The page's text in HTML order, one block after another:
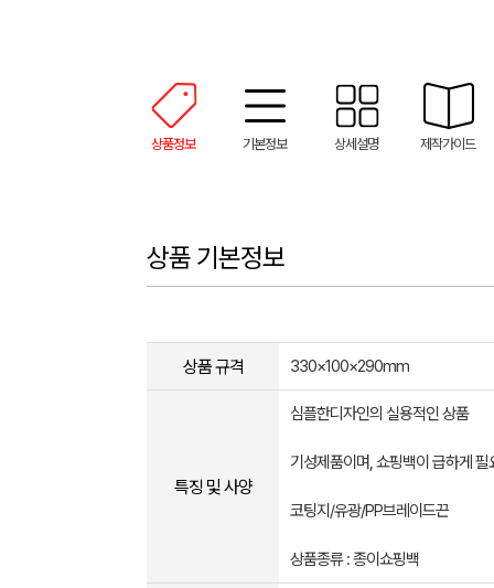
상품정보 기본정보 상세설명 제작가이드
상품 기본정보
상품 규격 330×100×290mm
특징 및 사양
심플한디자인의 실용적인 상품
기성제품이며, 쇼핑백이 급하게
코팅지/유광/PP브레이드끈
상품종류 : 종이쇼핑백